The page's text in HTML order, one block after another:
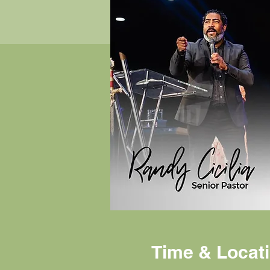
Time &